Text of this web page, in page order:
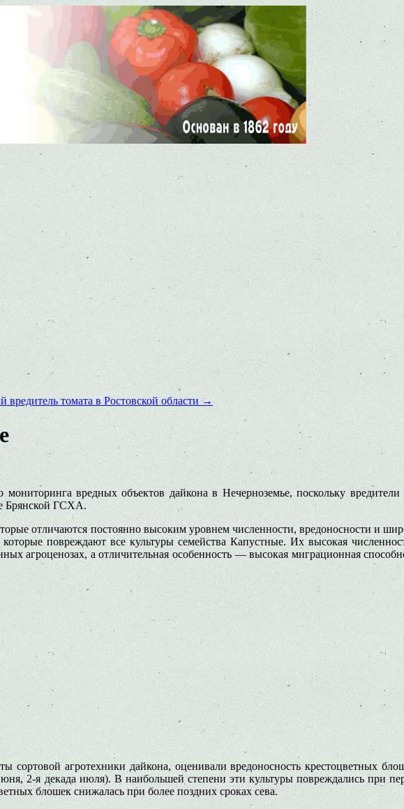
томата в Ростовской области →
вредных объектов дайкона в Нечерноземье, поскольку
Брянской ГСХА.
отличаются постоянно высоким уровнем численности, вредоносности и
повреждают все культуры семейства Капустные. Их высокая
агроценозах, а отличительная особенность — высокая миграционная
сортовой агротехники дайкона, оценивали вредоносность крестоцветных
2-я декада июля). В наибольшей степени эти культуры повреждались при
блошек снижалась при более поздних сроках сева.